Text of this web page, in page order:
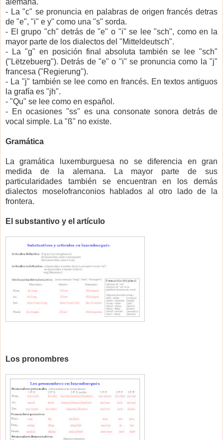
- La "c" se pronuncia en palabras de origen francés detras
de "e", "i" e y" como una "s" sorda.
- El grupo "ch" detrás de "e" o "i" se lee "sch", como en la
mayor parte de los dialectos del "Mitteldeutsch".
- La "g" en posición final absoluta también se lee "sch"
("Lëtzebuerg"). Detrás de "e" o "i" se pronuncia como la "j"
francesa ("Regierung").
- La "j" también se lee como en francés. En textos antiguos
la grafía es "jh".
- "Qu" se lee como en español.
- En ocasiones "ss" es una consonate sonora detrás de
vocal simple. La "ß" no existe.
Gramática
La gramática luxemburguesa no se diferencia en gran
medida de la alemana. La mayor parte de sus
particularidades también se encuentran en los demás
dialectos moselofranconios hablados al otro lado de la
frontera.
El substantivo y el artículo
Los pronombres